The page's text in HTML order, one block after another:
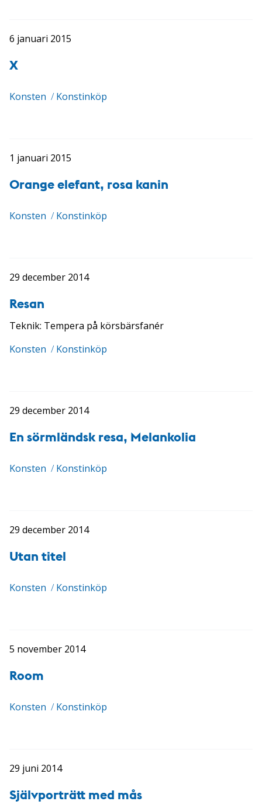
6 januari 2015
X
Konsten / Konstinköp
1 januari 2015
Orange elefant, rosa kanin
Konsten / Konstinköp
29 december 2014
Resan
Teknik: Tempera på körsbärsfanér
Konsten / Konstinköp
29 december 2014
En sörmländsk resa, Melankolia
Konsten / Konstinköp
29 december 2014
Utan titel
Konsten / Konstinköp
5 november 2014
Room
Konsten / Konstinköp
29 juni 2014
Självporträtt med mås